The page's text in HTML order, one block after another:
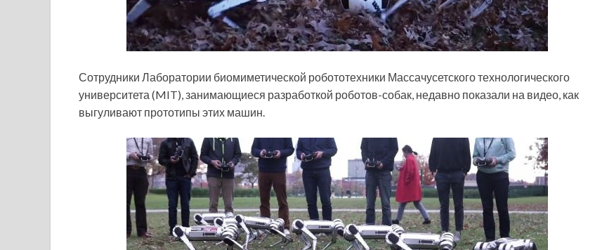
Сотрудники Лаборатории биомиметической робототехники Массачусетского технологического
университета (MIT), занимающиеся разработкой роботов-собак, недавно показали на видео, как
выгуливают прототипы этих машин.